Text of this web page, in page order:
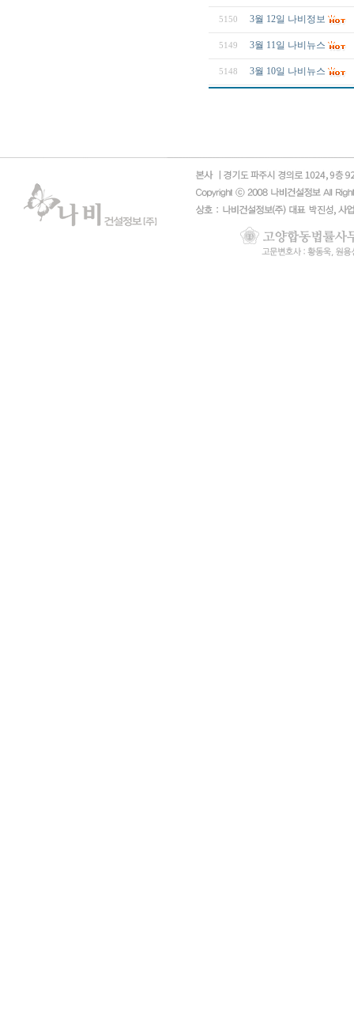
5150 3월 12일 나비정보
5149 3월 11일 나비뉴스
5148 3월 10일 나비뉴스